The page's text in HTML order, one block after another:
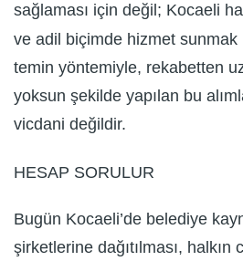
sağlaması için değil; Kocaeli
ve adil biçimde hizmet sunmak
temin yöntemiyle, rekabetten
yoksun şekilde yapılan bu
vicdani değildir.
HESAP SORULUR
Bugün Kocaeli’de belediye
şirketlerine dağıtılması, halkın